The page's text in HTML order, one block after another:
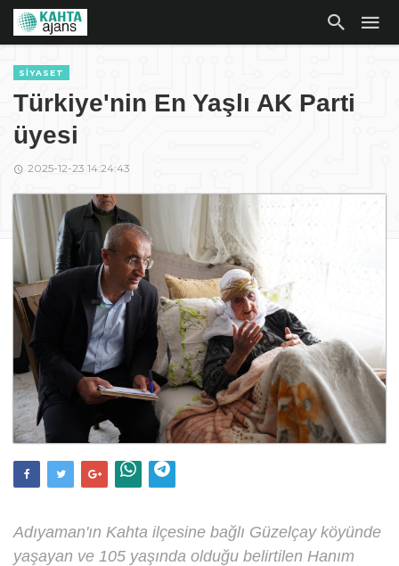
SIYASET
Türkiye'nin En Yaşlı AK Parti
üyesi
2025-12-23 14:24:43
Adıyaman'ın Kahta ilçesine bağlı Güzelçay köyünde
yaşayan ve 105 yaşında olduğu belirtilen Hanım